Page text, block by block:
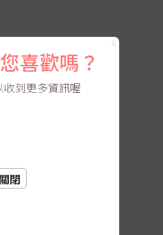
X
喜歡嗎？
到更多資訊喔
關閉